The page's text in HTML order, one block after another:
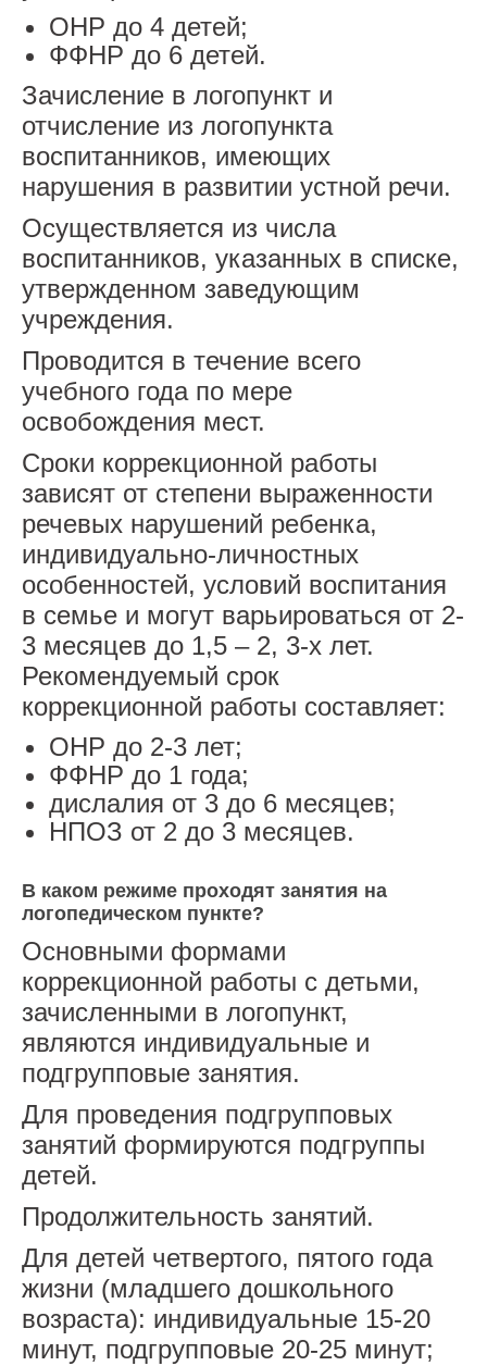
ОНР до 4 детей;
ФФНР до 6 детей.
Зачисление в логопункт и
отчисление из логопункта
воспитанников, имеющих
нарушения в развитии устной речи.
Осуществляется из числа
воспитанников, указанных в списке,
утвержденном заведующим
учреждения.
Проводится в течение всего
учебного года по мере
освобождения мест.
Сроки коррекционной работы
зависят от степени выраженности
речевых нарушений ребенка,
индивидуально-личностных
особенностей, условий воспитания
в семье и могут варьироваться от 2-
3 месяцев до 1,5 – 2, 3-х лет.
Рекомендуемый срок
коррекционной работы составляет:
ОНР до 2-3 лет;
ФФНР до 1 года;
дислалия от 3 до 6 месяцев;
НПОЗ от 2 до 3 месяцев.
В каком режиме проходят занятия на
логопедическом пункте?
Основными формами
коррекционной работы с детьми,
зачисленными в логопункт,
являются индивидуальные и
подгрупповые занятия.
Для проведения подгрупповых
занятий формируются подгруппы
детей.
Продолжительность занятий.
Для детей четвертого, пятого года
жизни (младшего дошкольного
возраста): индивидуальные 15-20
минут, подгрупповые 20-25 минут;